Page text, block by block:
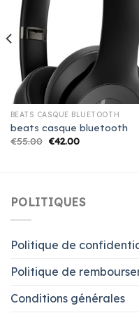
BEATS CASQUE BLUETOOTH
beats casque bluetooth
€55.00 €42.00
POLITIQUES
Politique de
Politique de
Conditions générales